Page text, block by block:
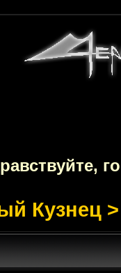
Кузнец>